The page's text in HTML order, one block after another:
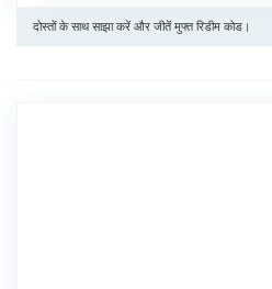
दोस्तों के साथ साझा करें और जीतें मुफ्त रिडीम कोड।